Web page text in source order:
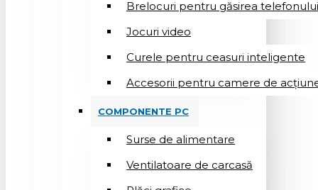
Brelocuri pentru găsirea telefonului
Jocuri video
Curele pentru ceasuri inteligente
Accesorii pentru camere de
COMPONENTE PC
Surse de alimentare
Ventilatoare de carcasă